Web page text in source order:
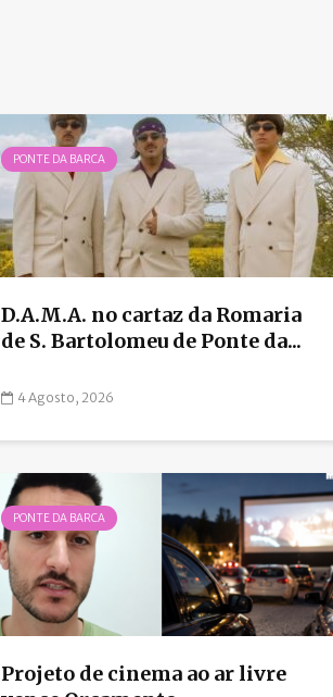
PONTE DA BARCA
D.A.M.A. no cartaz da Romaria
de S. Bartolomeu de Ponte da...
4 Agosto, 2026
PONTE DA BARCA
Projeto de cinema ao ar livre